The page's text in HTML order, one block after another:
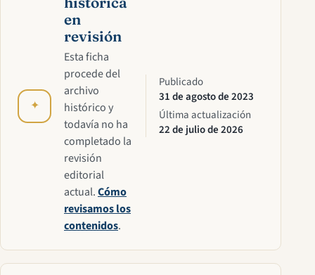
✦
en
revisión
Esta ficha
procede del
archivo
histórico y
todavía no ha
completado la
revisión
editorial
actual.Cómo
revisamos los
contenidos.
Publicado
31 de agosto de 2023
Última actualización
22 de julio de 2026